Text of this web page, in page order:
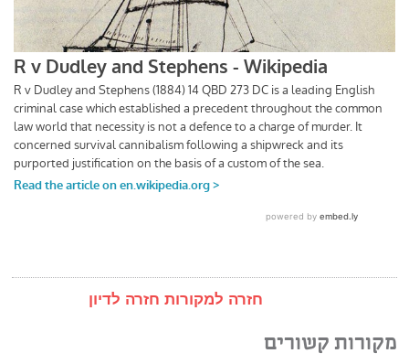
חזרה למקורות חזרה לדיון
מקורות קשורים